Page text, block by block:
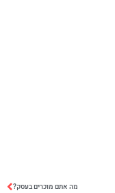
מה אתם מוכרים בעסק?